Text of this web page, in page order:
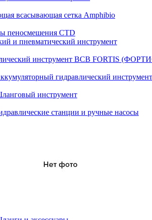
всасывающая сетка Amphibio
пеносмешения CTD
и пневматический инструмент
инструмент ВСВ FORTIS
гидравлический инструмент
инструмент
станции и ручные насосы